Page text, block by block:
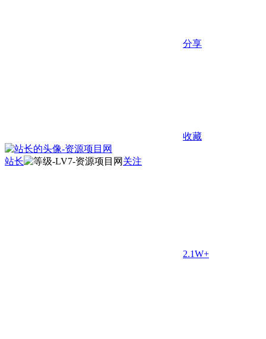
分享
收藏
站长 关注
2.1W+